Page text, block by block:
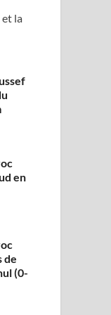
la
en
de
(0-